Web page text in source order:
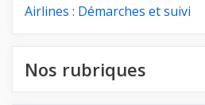
Airlines : Démarches et suivi
Nos rubriques